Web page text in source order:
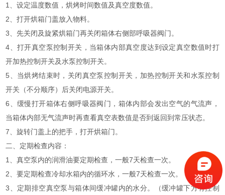
1、设定温度数值，烘烤时间数值及真空度数值。
2、打开烘箱门盖放入物料。
3、先关闭及旋紧烘箱门再关闭箱体右侧部呼吸器阀门。
4、打开真空泵控制开关，当箱体内部真空度达到设定真空数值时打
开加热控制开关及水泵控制开关。
5、当烘烤结束时，关闭真空泵控制开关，加热控制开关和水泵控制
开关（不分顺序）后关闭电源开关。
6、缓慢打开箱体右侧呼吸器阀门，箱体内部会发出空气的气流声，
当箱体内部无气流声时再查看真空表数值是否到返回到常压状态。
7、旋转门盖上的把手，打开烘箱门。
二、定期检查内容：
1、真空泵内的润滑油要定期检查，一般7天检查一次。
2、要定期检查冷却水箱内的循环水，一般7天检查一次。
3、定期排空真空泵与箱体间缓冲罐内的水分。（缓冲罐下方有控制